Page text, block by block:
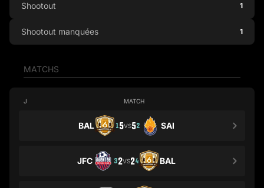
MATCHS
J MATCH
BAL 15VS52 SAI
JFC 32VS24 BAL
Shootout 1
Shootout manquées 1